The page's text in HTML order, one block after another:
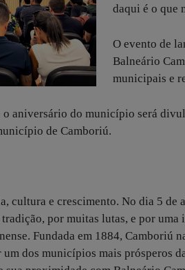
daqui é o que
O evento de
Balneário
municipais e
aniversário do município será
de Camboriú.
cultura e crescimento. No dia 5 de
por muitas lutas, e por
Fundada em 1884, Camboriú
dos municípios mais prósperos